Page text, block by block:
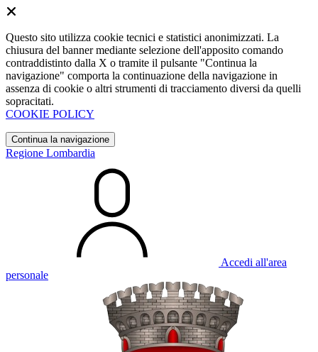
Questo sito utilizza cookie tecnici e statistici anonimizzati. La
chiusura del banner mediante selezione dell'apposito comando
contraddistinto dalla X o tramite il pulsante "Continua la
navigazione" comporta la continuazione della navigazione in
assenza di cookie o altri strumenti di tracciamento diversi da quelli
sopracitati.
COOKIE POLICY
Continua la navigazione
Regione Lombardia
Accedi all'area
personale